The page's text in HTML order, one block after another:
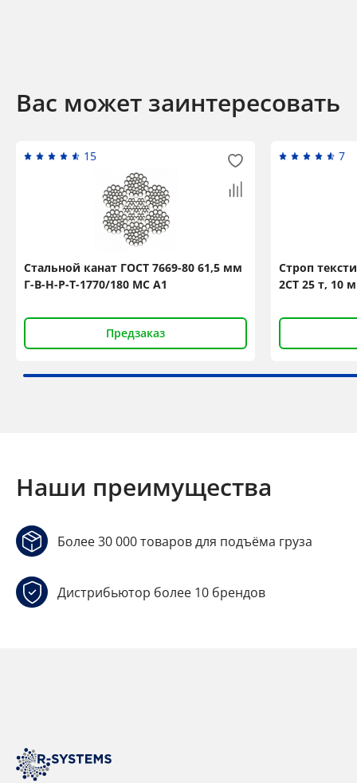
Вас может заинтересовать
15
Стальной канат ГОСТ 7669-80 61,5 мм
Г-В-Н-Р-Т-1770/180 МС А1
Предзаказ
7
Строп
2СТ 25 т, 10
Наши преимущества
Более 30 000 товаров для подъёма груза
Дистрибьютор более 10 брендов